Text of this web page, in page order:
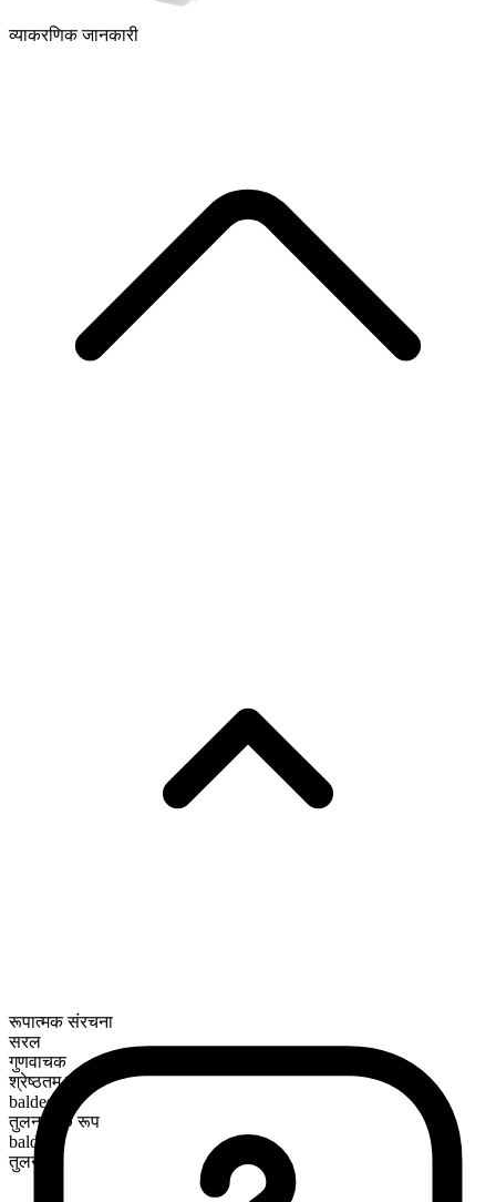
व्याकरणिक जानकारी
रूपात्मक संरचना
सरल
गुणवाचक
श्रेष्ठतम रूप
baldest
तुलनात्मक रूप
balder
तुलनीय